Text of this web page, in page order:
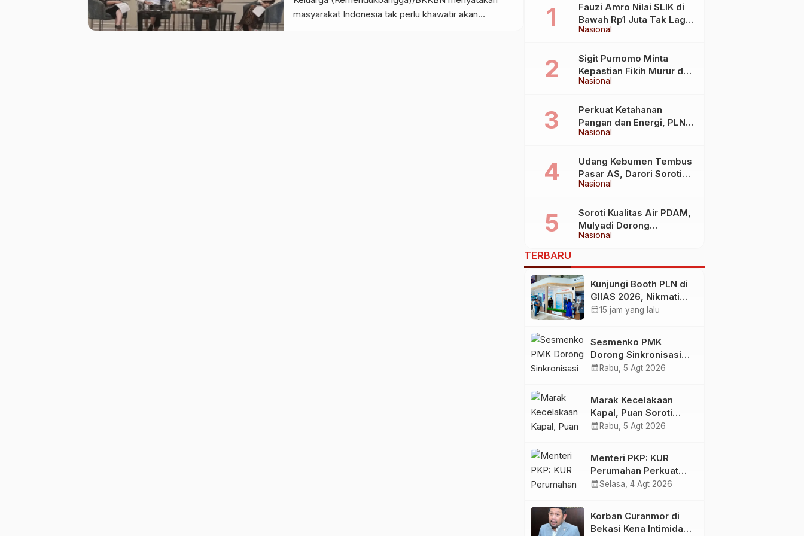
masyarakat Indonesia tak perlu khawatir akan
Nasional
Fauzi Amro Nilai SLIK di
Bawah Rp1 Juta Tak Lagi
Hambat Akses Rumah
Nasional
Sigit Purnomo Minta
Kepastian Fikih Murur dan
Mabit untuk Perkuat
Nasional
Perkuat Ketahanan
Pangan dan Energi, PLN
Jalin Kerja Sama Strategis
Kelautan dan Perikanan
Nasional
Udang Kebumen Tembus
Pasar AS, Darori Soroti
Dampaknya bagi Warga
Nasional
Soroti Kualitas Air PDAM,
Mulyadi Dorong
Standardisasi Lewat RUU
TERBARU
Kunjungi Booth PLN di
GIIAS 2026, Nikmati
Promo Tambah Daya
calendar_month15 jam yang lalu
Sesmenko PMK
Dorong Sinkronisasi
Peran Lintas Sektor
calendar_month Rabu, 5 Agt 2026
Marak Kecelakaan
Kapal, Puan Soroti
Minimnya Faktor
calendar_month Rabu, 5 Agt 2026
Menteri PKP: KUR
Perumahan Perkuat
Ekonomi Keluarga
calendar_monthSelasa, 4 Agt 2026
Korban Curanmor di
Bekasi Kena Intimidasi,